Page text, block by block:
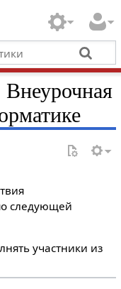
Внеурочная
следующей
участники из